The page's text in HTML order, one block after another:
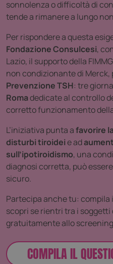
sonnolenza o difficoltà di
tende a rimanere a lungo
Per rispondere a questa
Fondazione Consulcesi,
Lazio, il supporto della
non condizionante di Merck,
Prevenzione TSH: tre
Romadedicate al controllo
corretto funzionamento
L’iniziativa punta afavorire
disturbi tiroideie ad
sull’ipotiroidismo, una
diagnosi corretta, può
sicuro.
Partecipa anche tu: compila
scopri se rientri tra i
gratuitamente allo
COMPILA IL